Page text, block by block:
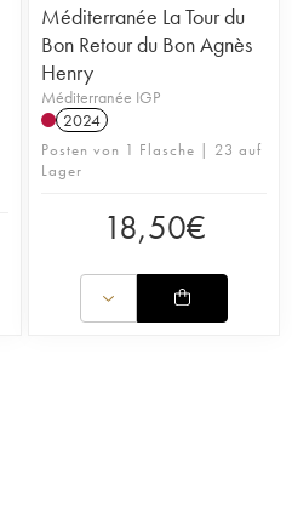
Méditerranée La Tour du
Bon Retour du Bon Agnès
Henry
Méditerranée IGP
2024
Posten von 1 Flasche | 23 auf
Lager
18,50€